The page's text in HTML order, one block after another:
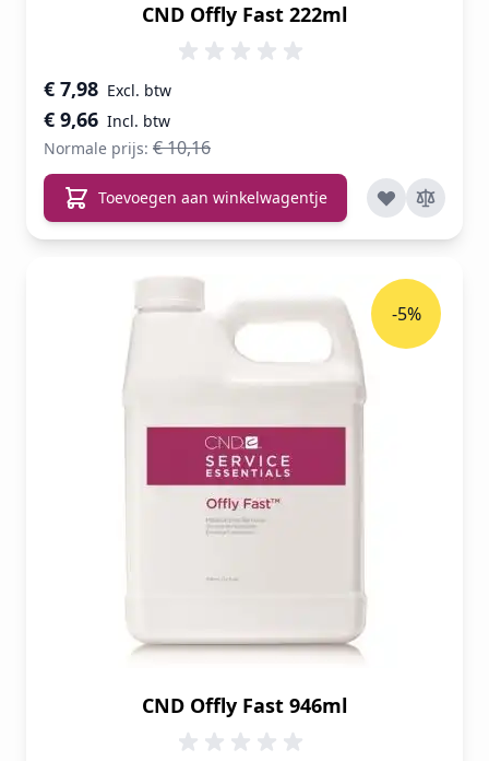
CND Offly Fast 222ml
Speciale prijs
€ 9,66
€ 7,98
Normale prijs: € 10,16
Toevoegen aan winkelwagentje
CND Offly Fast 946ml
-5%